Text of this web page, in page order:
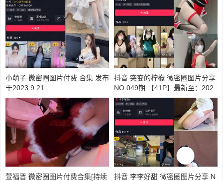
小萌子 微密圈图片付费 合集 发布
于2023.9.21
抖音 突变的柠檬 微密圈图片分享
NO.049期 【41P】最新至：202
4.8.26
萱福晋 微密圈图片付费合集[持续
抖音 李李好甜 微密圈图片分享 N